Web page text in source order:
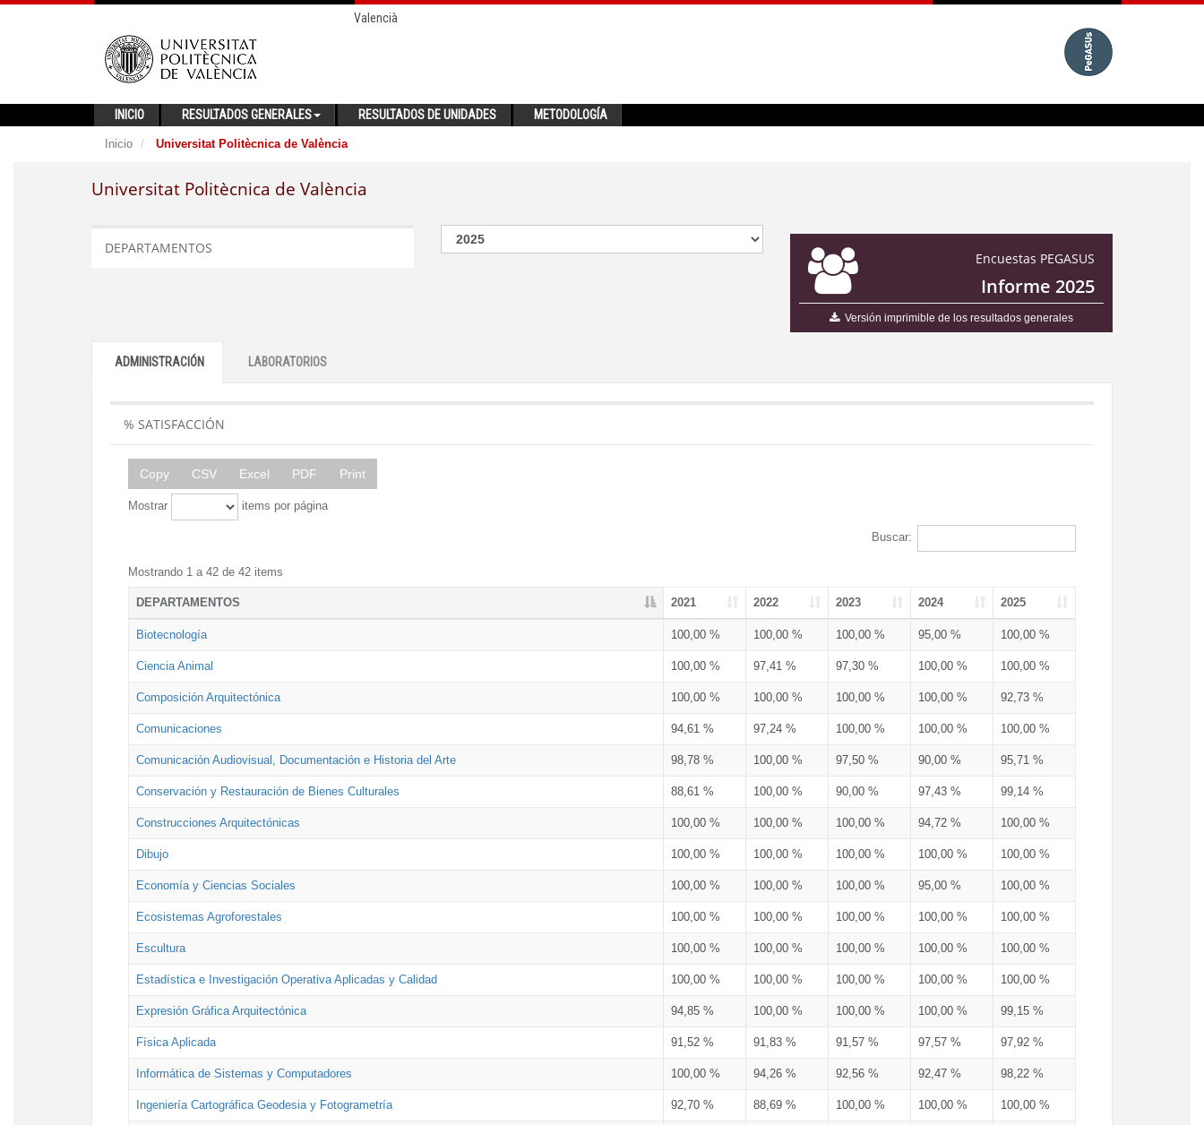
Valencià
INICIO RESULTADOS GENERALES RESULTADOS DE UNIDADES METODOLOGÍA
Inicio Universitat Politècnica de València
Universitat Politècnica de València
Encuestas PEGASUS
Informe 2025
Versión imprimible de los resultados generales
DEPARTAMENTOS
ADMINISTRACIÓN LABORATORIOS
% SATISFACCIÓN
Copy CSV Excel PDF Print
Mostrar items por página
Buscar:
Mostrando 1 a 42 de 42 items
DEPARTAMENTOS 2021 2022 2023 2024 2025
Biotecnología 100,00 % 100,00 % 100,00 % 95,00 % 100,00 %
Ciencia Animal 100,00 % 97,41 % 97,30 % 100,00 % 100,00 %
Composición Arquitectónica 100,00 % 100,00 % 100,00 % 100,00 % 92,73 %
Comunicaciones 94,61 % 97,24 % 100,00 % 100,00 % 100,00 %
Comunicación Audiovisual, Documentación e Historia del Arte 98,78 % 100,00 % 97,50 % 90,00 % 95,71 %
Conservación y Restauración de Bienes Culturales 88,61 % 100,00 % 90,00 % 97,43 % 99,14 %
Construcciones Arquitectónicas 100,00 % 100,00 % 100,00 % 94,72 % 100,00 %
Dibujo 100,00 % 100,00 % 100,00 % 100,00 % 100,00 %
Economía y Ciencias Sociales 100,00 % 100,00 % 100,00 % 95,00 % 100,00 %
Ecosistemas Agroforestales 100,00 % 100,00 % 100,00 % 100,00 % 100,00 %
Escultura 100,00 % 100,00 % 100,00 % 100,00 % 100,00 %
Estadística e Investigación Operativa Aplicadas y Calidad 100,00 % 100,00 % 100,00 % 100,00 % 100,00 %
Expresión Gráfica Arquitectónica 94,85 % 100,00 % 100,00 % 100,00 % 99,15 %
Física Aplicada 91,52 % 91,83 % 91,57 % 97,57 % 97,92 %
Informática de Sistemas y Computadores 100,00 % 94,26 % 92,56 % 92,47 % 98,22 %
Ingeniería Cartográfica Geodesia y Fotogrametría 92,70 % 88,69 % 100,00 % 100,00 % 100,00 %